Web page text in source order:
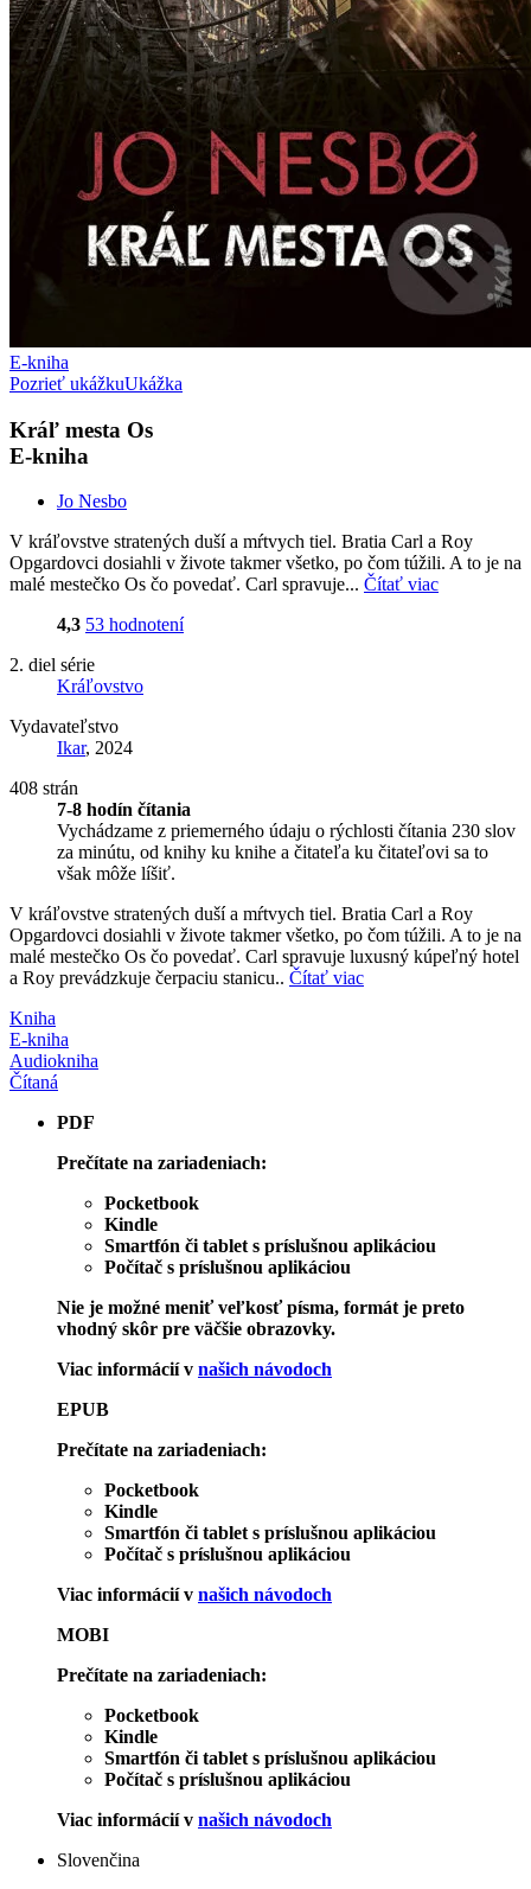
E-kniha
Pozrieť ukážkuUkážka
Kráľ mesta Os
E-kniha
Jo Nesbo
V kráľovstve stratených duší a mŕtvych tiel. Bratia Carl a Roy
Opgardovci dosiahli v živote takmer všetko, po čom túžili. A to je na
malé mestečko Os čo povedať. Carl spravuje... Čítať viac
4,3 53 hodnotení
2. diel série
Kráľovstvo
Vydavateľstvo
Ikar, 2024
408 strán
7-8 hodín čítania
Vychádzame z priemerného údaju o rýchlosti čítania 230 slov
za minútu, od knihy ku knihe a čitateľa ku čitateľovi sa to
však môže líšiť.
V kráľovstve stratených duší a mŕtvych tiel. Bratia Carl a Roy
Opgardovci dosiahli v živote takmer všetko, po čom túžili. A to je na
malé mestečko Os čo povedať. Carl spravuje luxusný kúpeľný hotel
a Roy prevádzkuje čerpaciu stanicu.. Čítať viac
Kniha
E-kniha
Audiokniha
Čítaná
PDF
Prečítate na zariadeniach:
Pocketbook
Kindle
Smartfón či tablet s príslušnou aplikáciou
Počítač s príslušnou aplikáciou
Nie je možné meniť veľkosť písma, formát je preto
vhodný skôr pre väčšie obrazovky.
Viac informácií v našich návodoch
EPUB
Prečítate na zariadeniach:
Pocketbook
Kindle
Smartfón či tablet s príslušnou aplikáciou
Počítač s príslušnou aplikáciou
Viac informácií v našich návodoch
MOBI
Prečítate na zariadeniach:
Pocketbook
Kindle
Smartfón či tablet s príslušnou aplikáciou
Počítač s príslušnou aplikáciou
Viac informácií v našich návodoch
Slovenčina